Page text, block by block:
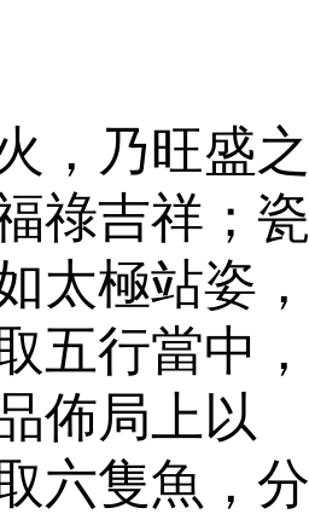
，乃旺盛之
祿吉祥；瓷
太極站姿，
五行當中，
佈局上以
六隻魚，分